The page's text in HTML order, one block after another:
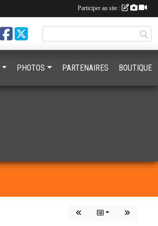
PHOTOS PARTENAIRES BOUTIQUE
Participer au site :